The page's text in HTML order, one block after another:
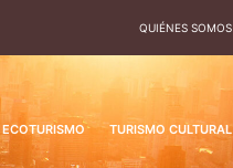
QUIÉNES SOMOS
ECOTURISMO TURISMO CULTURAL